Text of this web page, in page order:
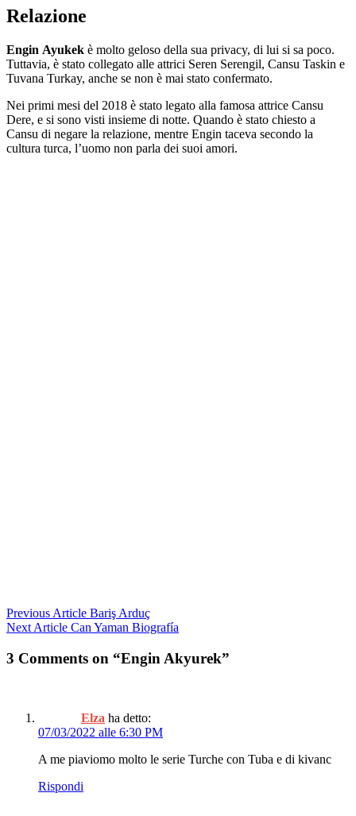
Relazione
Engin Ayukek è molto geloso della sua privacy, di lui si sa poco.
Tuttavia, è stato collegato alle attrici Seren Serengil, Cansu Taskin e
Tuvana Turkay, anche se non è mai stato confermato.
Nei primi mesi del 2018 è stato legato alla famosa attrice Cansu
Dere, e si sono visti insieme di notte. Quando è stato chiesto a
Cansu di negare la relazione, mentre Engin taceva secondo la
cultura turca, l’uomo non parla dei suoi amori.
Navigazione
articoli
Previous Article Bariş Arduç
Next Article Can Yaman Biografía
3 Comments on “Engin Akyurek”
Elza ha detto:
07/03/2022 alle 6:30 PM
A me piaviomo molto le serie Turche con Tuba e di kivanc
Rispondi